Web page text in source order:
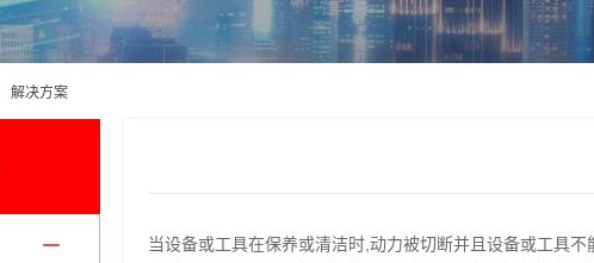
解决方案
当设备或工具在保养或清洁时,动力被切断并且设备或工具